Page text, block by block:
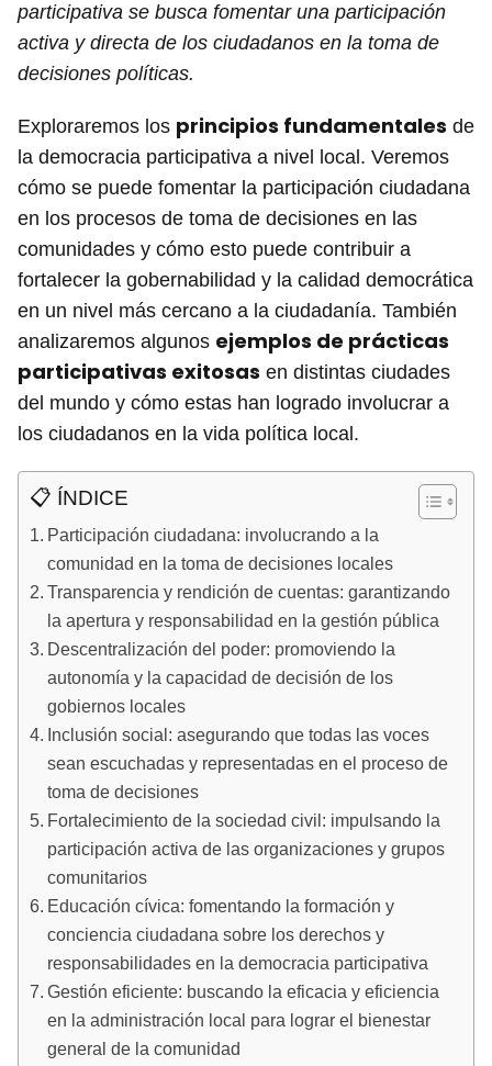
participativa se busca fomentar una participación
activa y directa de los ciudadanos en la toma de
decisiones políticas.
Exploraremos los principios fundamentales de
la democracia participativa a nivel local. Veremos
cómo se puede fomentar la participación ciudadana
en los procesos de toma de decisiones en las
comunidades y cómo esto puede contribuir a
fortalecer la gobernabilidad y la calidad democrática
en un nivel más cercano a la ciudadanía. También
analizaremos algunos ejemplos de prácticas
participativas exitosas en distintas ciudades
del mundo y cómo estas han logrado involucrar a
los ciudadanos en la vida política local.
📋 ÍNDICE
Participación ciudadana: involucrando a la
comunidad en la toma de decisiones locales
Transparencia y rendición de cuentas: garantizando
la apertura y responsabilidad en la gestión pública
Descentralización del poder: promoviendo la
autonomía y la capacidad de decisión de los
gobiernos locales
Inclusión social: asegurando que todas las voces
sean escuchadas y representadas en el proceso de
toma de decisiones
Fortalecimiento de la sociedad civil: impulsando la
participación activa de las organizaciones y grupos
comunitarios
Educación cívica: fomentando la formación y
conciencia ciudadana sobre los derechos y
responsabilidades en la democracia participativa
Gestión eficiente: buscando la eficacia y eficiencia
en la administración local para lograr el bienestar
general de la comunidad